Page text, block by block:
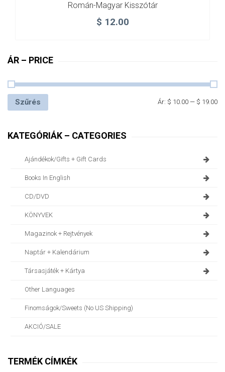
Román-Magyar Kisszótár
$ 12.00
ÁR – PRICE
Szűrés Ár: $ 10.00 — $ 19.00
KATEGÓRIÁK – CATEGORIES
Ajándékok/gifts + Gift Cards
Books In English
CD/DVD
KÖNYVEK
Magazinok + Rejtvények
Naptár + Kalendárium
Társasjáték + Kártya
Other Languages
Finomságok/sweets (no US Shipping)
AKCIÓ/SALE
TERMÉK CÍMKÉK